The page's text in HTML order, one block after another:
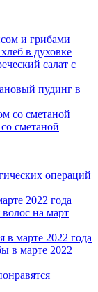
и грибами
в духовке
салат с
пудинг в
сметаной
операций
2022 года
на март
в марте 2022 года
в марте 2022